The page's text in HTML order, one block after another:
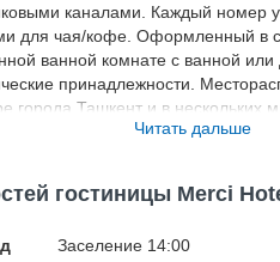
каналами. Каждый
для чая/кофе. Оформленный в
ванной комнате с ванной
принадлежности.
города Ташкент и в нескольких
От отеля легко можно
территории действует
сигарета и пр.,) в
Читать дальше
гостиницы Merci
Заселение 14:00